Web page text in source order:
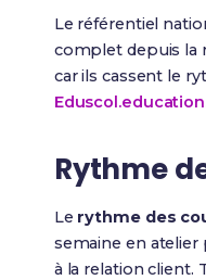
Le référentiel
complet depuis la
car ils cassent le
Rythme
Le rythme des
semaine en atelier
à la relation client.